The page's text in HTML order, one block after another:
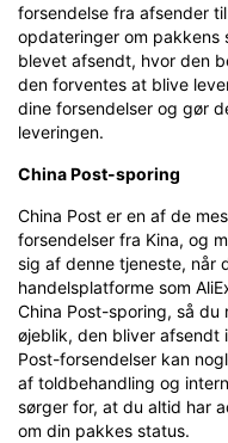
forsendelse fra afsender
opdateringer om pakkens
blevet afsendt, hvor den
den forventes at blive
dine forsendelser og gør
leveringen.
China Post-sporing
China Post er en af de
forsendelser fra Kina, og
sig af denne tjeneste, når
handelsplatforme som
China Post-sporing, så
øjeblik, den bliver afsendt
Post-forsendelser kan
af toldbehandling og
sørger for, at du altid har
om din pakkes status.